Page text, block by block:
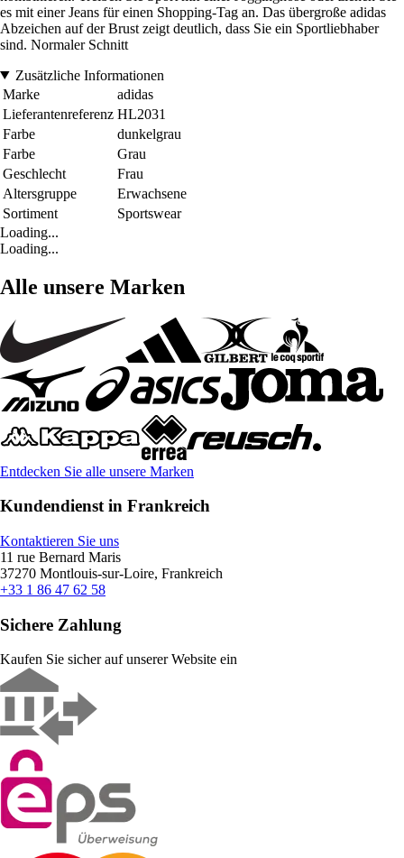
es mit einer Jeans für einen Shopping-Tag an. Das übergroße adidas
Abzeichen auf der Brust zeigt deutlich, dass Sie ein Sportliebhaber
sind. Normaler Schnitt
Zusätzliche Informationen
Marke
adidas
Lieferantenreferenz HL2031
Farbe
dunkelgrau
Farbe
Grau
Geschlecht
Frau
Altersgruppe
Erwachsene
Sortiment
Sportswear
Loading...
Loading...
Alle unsere Marken
Entdecken Sie alle unsere Marken
Kundendienst in Frankreich
Kontaktieren Sie uns
11 rue Bernard Maris
37270 Montlouis-sur-Loire, Frankreich
+33 1 86 47 62 58
Sichere Zahlung
Kaufen Sie sicher auf unserer Website ein